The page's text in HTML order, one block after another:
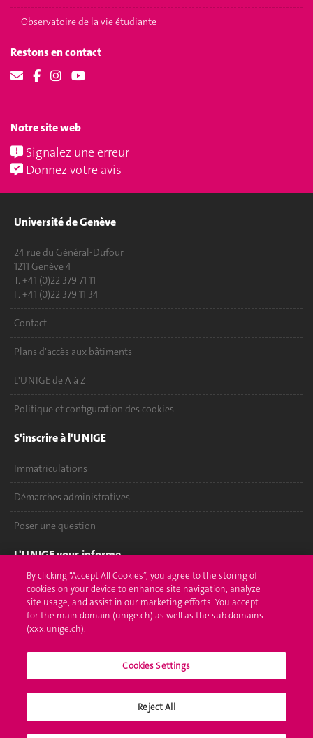
Observatoire de la vie étudiante
Restons en contact
Notre site web
Signalez une erreur
Donnez votre avis
Université de Genève
24 rue du Général-Dufour
1211 Genève 4
T. +41 (0)22 379 71 11
F. +41 (0)22 379 11 34
Contact
Plans d'accès aux bâtiments
L'UNIGE de A à Z
Politique et configuration des cookies
S'inscrire à l'UNIGE
Immatriculations
Démarches administratives
Poser une question
L'UNIGE vous informe
UNIGE Mobile
Médias
By clicking “Accept All Cookies”, you agree to the storing of
cookies on your device to enhance site navigation, analyze
site usage, and assist in our marketing efforts. You accept
for the main domain (unige.ch) as well as the sub domains
(xxx.unige.ch).
Cookies Settings
Reject All